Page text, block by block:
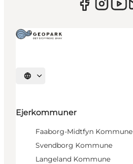
Vælg sprog
Ejerkommuner
Faaborg-Midtfyn Kommune
Svendborg Kommune
Langeland Kommune